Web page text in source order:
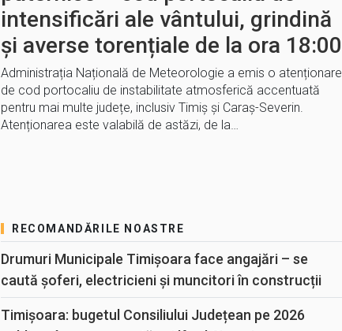
intensificări ale vântului, grindină
și averse torențiale de la ora 18:00
Administrația Națională de Meteorologie a emis o atenționare
de cod portocaliu de instabilitate atmosferică accentuată
pentru mai multe județe, inclusiv Timiș și Caraș-Severin.
Atenționarea este valabilă de astăzi, de la…
RECOMANDĂRILE NOASTRE
Drumuri Municipale Timișoara face angajări – se
caută șoferi, electricieni și muncitori în construcții
Timișoara: bugetul Consiliului Județean pe 2026